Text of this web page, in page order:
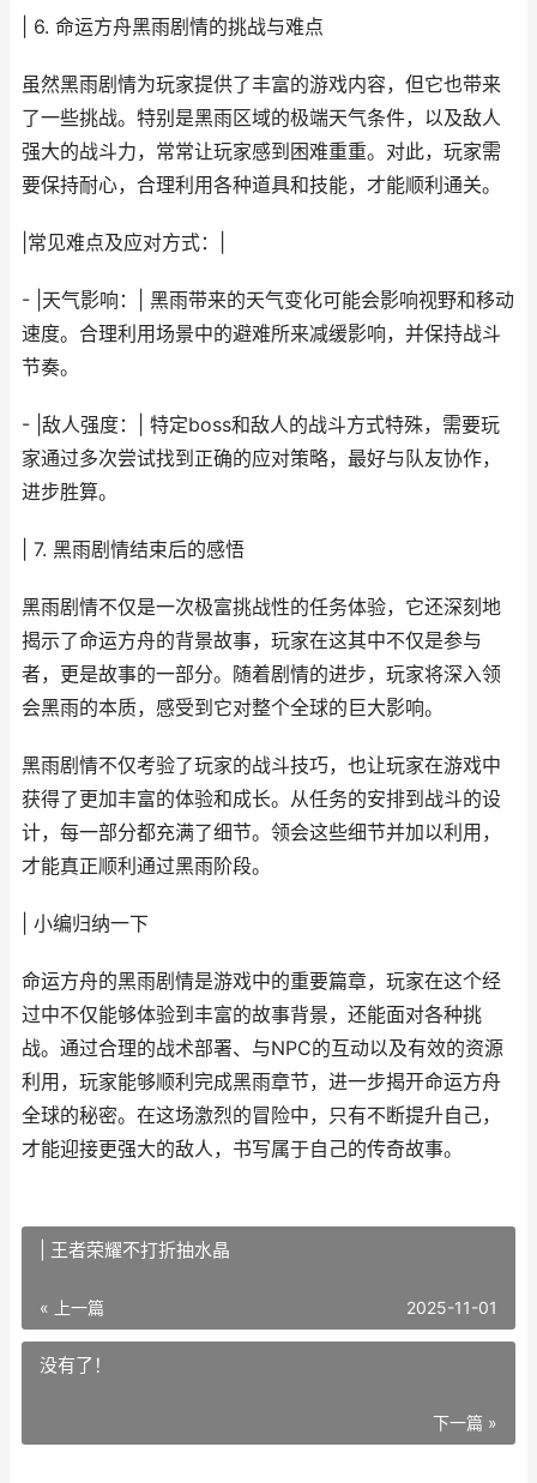
| 6. 命运方舟黑雨剧情的挑战与难点
虽然黑雨剧情为玩家提供了丰富的游戏内容，但它也带来
了一些挑战。特别是黑雨区域的极端天气条件，以及敌人
强大的战斗力，常常让玩家感到困难重重。对此，玩家需
要保持耐心，合理利用各种道具和技能，才能顺利通关。
|常见难点及应对方式：|
- |天气影响：| 黑雨带来的天气变化可能会影响视野和移动
速度。合理利用场景中的避难所来减缓影响，并保持战斗
节奏。
- |敌人强度：| 特定boss和敌人的战斗方式特殊，需要玩
家通过多次尝试找到正确的应对策略，最好与队友协作，
进步胜算。
| 7. 黑雨剧情结束后的感悟
黑雨剧情不仅是一次极富挑战性的任务体验，它还深刻地
揭示了命运方舟的背景故事，玩家在这其中不仅是参与
者，更是故事的一部分。随着剧情的进步，玩家将深入领
会黑雨的本质，感受到它对整个全球的巨大影响。
黑雨剧情不仅考验了玩家的战斗技巧，也让玩家在游戏中
获得了更加丰富的体验和成长。从任务的安排到战斗的设
计，每一部分都充满了细节。领会这些细节并加以利用，
才能真正顺利通过黑雨阶段。
| 小编归纳一下
命运方舟的黑雨剧情是游戏中的重要篇章，玩家在这个经
过中不仅能够体验到丰富的故事背景，还能面对各种挑
战。通过合理的战术部署、与NPC的互动以及有效的资源
利用，玩家能够顺利完成黑雨章节，进一步揭开命运方舟
全球的秘密。在这场激烈的冒险中，只有不断提升自己，
才能迎接更强大的敌人，书写属于自己的传奇故事。
| 王者荣耀不打折抽水晶
« 上一篇 2025-11-01
没有了！
下一篇 »